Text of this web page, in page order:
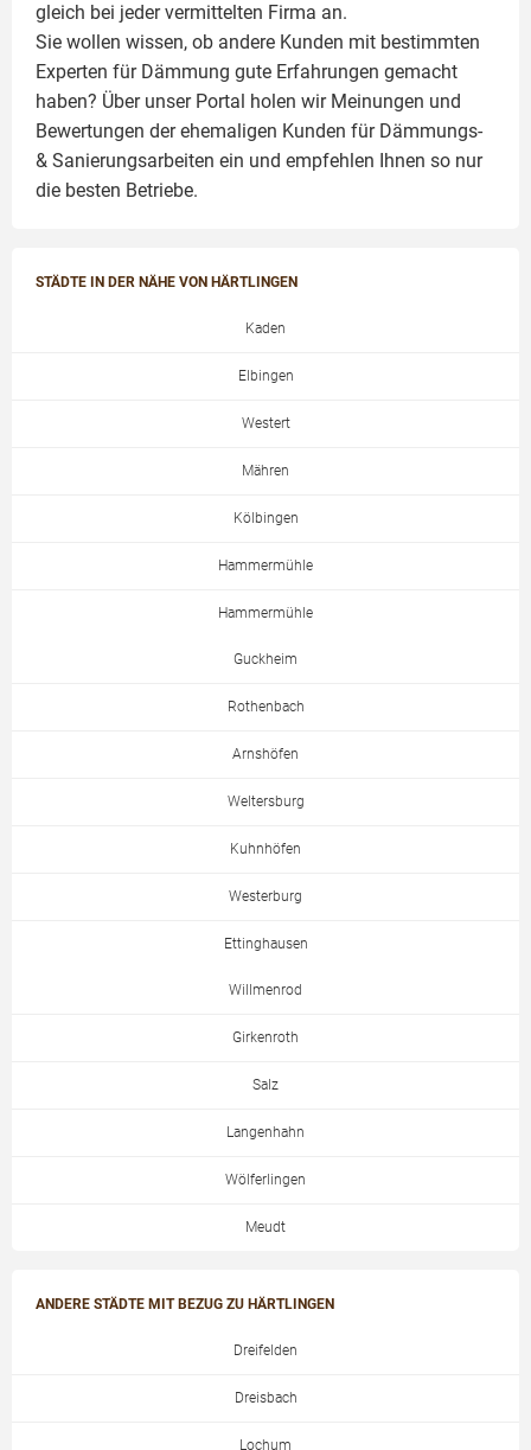
gleich bei jeder vermittelten Firma an.
Sie wollen wissen, ob andere Kunden mit bestimmten
Experten für Dämmung gute Erfahrungen gemacht
haben? Über unser Portal holen wir Meinungen und
Bewertungen der ehemaligen Kunden für Dämmungs-
& Sanierungsarbeiten ein und empfehlen Ihnen so nur
die besten Betriebe.
STÄDTE IN DER NÄHE VON HÄRTLINGEN
Kaden
Elbingen
Westert
Mähren
Kölbingen
Hammermühle
Hammermühle
Guckheim
Rothenbach
Arnshöfen
Weltersburg
Kuhnhöfen
Westerburg
Ettinghausen
Willmenrod
Girkenroth
Salz
Langenhahn
Wölferlingen
Meudt
ANDERE STÄDTE MIT BEZUG ZU HÄRTLINGEN
Dreifelden
Dreisbach
Lochum